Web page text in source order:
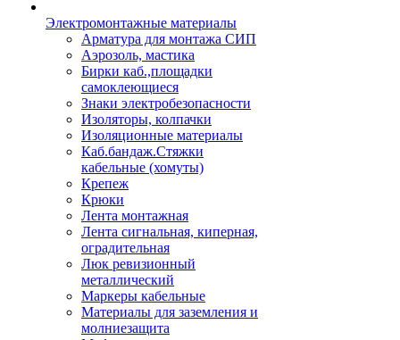
Электромонтажные материалы
Арматура для монтажа СИП
Аэрозоль, мастика
Бирки каб.,площадки
самоклеющиеся
Знаки электробезопасности
Изоляторы, колпачки
Изоляционные материалы
Каб.бандаж.Стяжки
кабельные (хомуты)
Крепеж
Крюки
Лента монтажная
Лента сигнальная, киперная,
оградительная
Люк ревизионный
металлический
Маркеры кабельные
Материалы для заземления и
молниезащита